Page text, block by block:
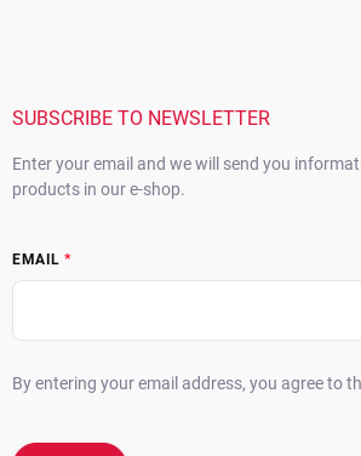
SUBSCRIBE TO NEWSLETTER
Enter your email and we will send you
products in our e-shop.
EMAIL
By entering your email address, you agree to